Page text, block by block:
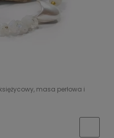
masa perłowa i